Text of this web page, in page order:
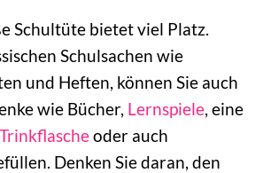
Schultüte bietet viel Platz.
Schulsachen wie
und Heften, können Sie auch
wie Bücher, Lernspiele, eine
Trinkflascheoder auch
Denken Sie daran, den